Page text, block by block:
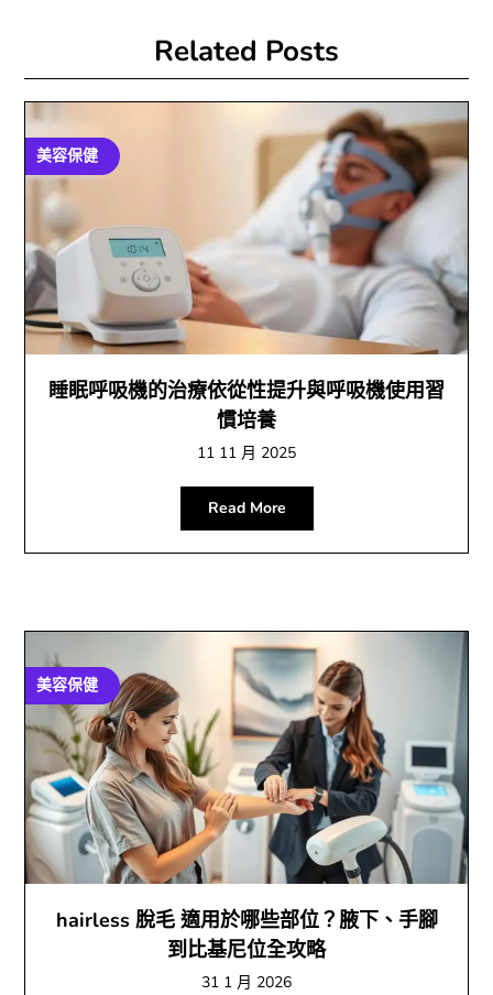
Related Posts
美容保健
睡眠呼吸機的治療依從性提升與呼吸機使用習
慣培養
11 11 月 2025
Read More
美容保健
hairless 脫毛 適用於哪些部位？腋下、手腳
到比基尼位全攻略
31 1 月 2026